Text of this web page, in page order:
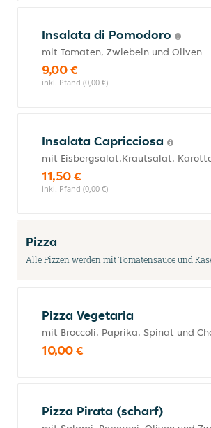
Insalata di Pomodoro
mit Tomaten, Zwiebeln und Oliven
9,00 €
inkl. Pfand (0,00 €)
Insalata Capricciosa
mit Eisbergsalat,Krautsalat,
11,50 €
inkl. Pfand (0,00 €)
Pizza
Alle Pizzen werden mit Tomatensauce und
Pizza Vegetaria
mit Broccoli, Paprika, Spinat und
10,00 €
Pizza Pirata (scharf)